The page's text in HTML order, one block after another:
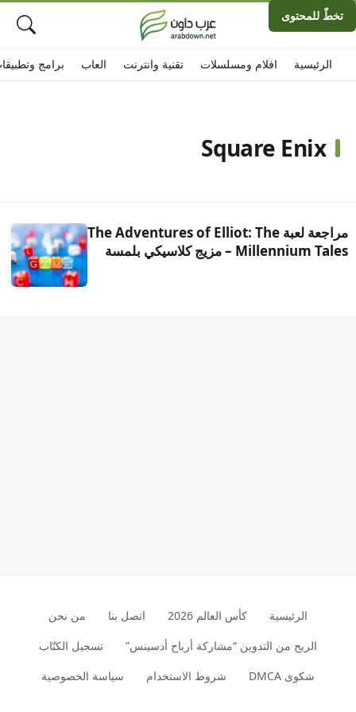
تخطّ للمحتوى
الرئيسية افلام ومسلسلات تقنية وانترنت العاب برامج
Square Enix
مراجعة لعبة The Adventures of Elliot: The
Millennium Tales – مزيج كلاسيكي بلمسة
الرئيسية كأس العالم 2026 اتصل بنا
من نحن
الربح من التدوين “مشاركة أرباح أدسينس”
تسجيل الكتّاب
شكوى DMCA
شروط الاستخدام سياسة الخصوصية